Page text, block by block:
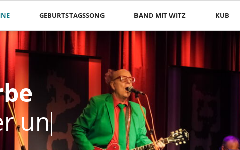
GEBURTSTAGSSONG BAND MIT WITZ KUB
unterw
unterwegs